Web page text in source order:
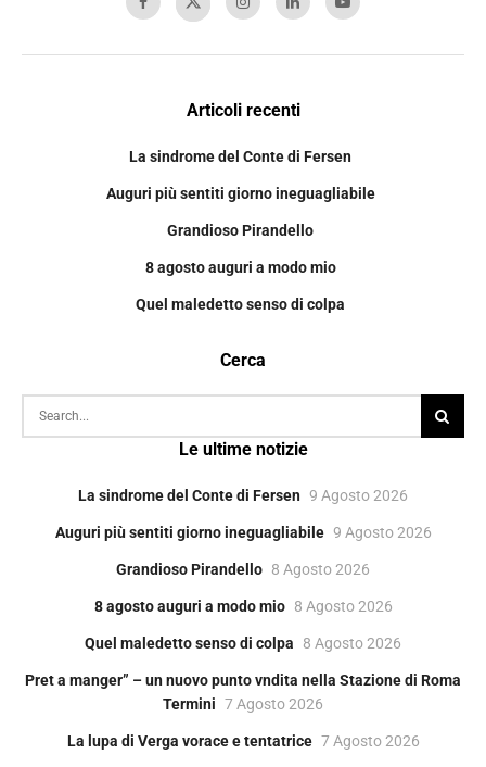
Articoli recenti
La sindrome del Conte di Fersen
Auguri più sentiti giorno ineguagliabile
Grandioso Pirandello
8 agosto auguri a modo mio
Quel maledetto senso di colpa
Cerca
Le ultime notizie
La sindrome del Conte di Fersen 9 Agosto 2026
Auguri più sentiti giorno ineguagliabile 9 Agosto 2026
Grandioso Pirandello 8 Agosto 2026
8 agosto auguri a modo mio 8 Agosto 2026
Quel maledetto senso di colpa 8 Agosto 2026
Pret a manger” – un nuovo punto vndita nella Stazione di Roma
Termini 7 Agosto 2026
La lupa di Verga vorace e tentatrice 7 Agosto 2026